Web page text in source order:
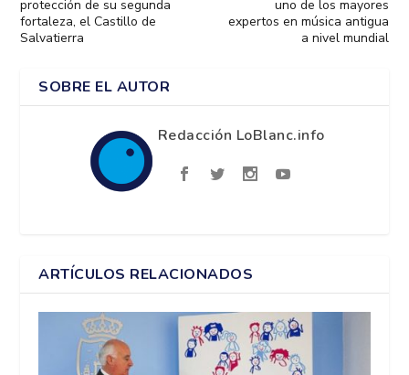
protección de su segunda
fortaleza, el Castillo de
Salvatierra
uno de los mayores
expertos en música antigua
a nivel mundial
SOBRE EL AUTOR
Redacción LoBlanc.info
ARTÍCULOS RELACIONADOS